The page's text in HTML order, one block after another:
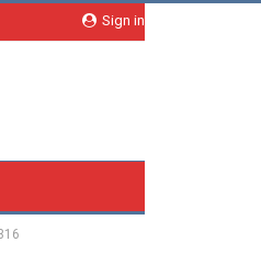
Sign in